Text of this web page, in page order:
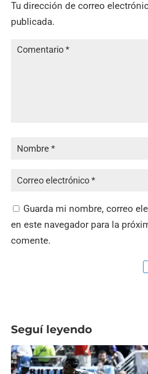
Tu dirección de correo
publicada.
Guarda mi nombre, correo
en este navegador para la
comente.
Seguí leyendo